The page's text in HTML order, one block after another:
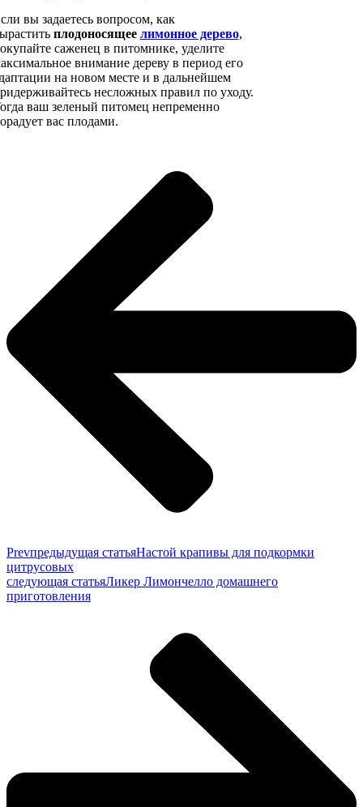
вы задаетесь вопросом, как
плодоносящее лимонное дерево,
саженец в питомнике, уделите
внимание дереву в период его
на новом месте и в дальнейшем
несложных правил по уходу.
ваш зеленый питомец непременно
вас плодами.
Prevпредыдущая статьяНастой крапивы для подкормки
цитрусовых
следующая статьяЛикер Лимончелло домашнего
приготовления